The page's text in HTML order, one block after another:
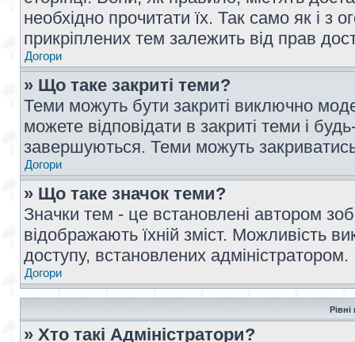
необхідно прочитати їх. Так само як і
прикріплених тем залежить від прав
Догори
» Що таке закриті теми?
Теми можуть бути закриті виключно
можете відповідати в закриті теми і
завершуються. Теми можуть
Догори
» Що таке значок теми?
Значки тем - це встановлені автором
відображають їхній зміст. Можливість
доступу, встановлених адміністратором.
Догори
Рівні
» Хто такі Адміністратори?